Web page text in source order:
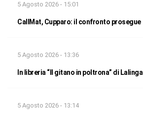
5 Agosto 2026 - 15:01
CallMat, Cupparo: il confronto prosegue
5 Agosto 2026 - 13:36
In libreria “Il gitano in poltrona” di Lalinga
5 Agosto 2026 - 13:14